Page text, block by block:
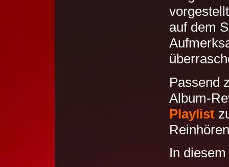
auf dem
Passend
Album-
Playlist
Reinhören
In